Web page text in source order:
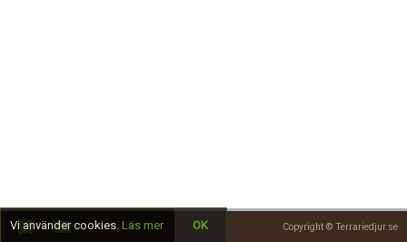
Copyright © Terrariedjur.se
Vi använder cookies. Läs mer OK